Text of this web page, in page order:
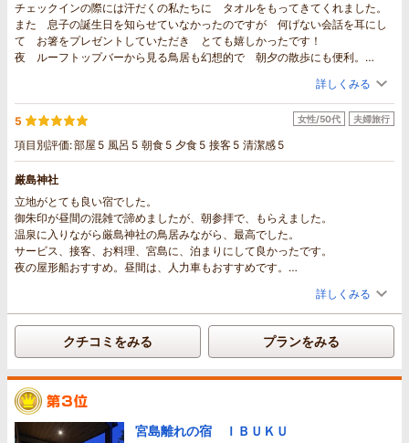
チェックインの際には汗だくの私たちに タオルをもってきてくれました。
また 息子の誕生日を知らせていなかったのですが 何げない会話を耳にし
て お箸をプレゼントしていただき とても嬉しかったです！
夜 ルーフトップバーから見る鳥居も幻想的で 朝夕の散歩にも便利。
朝食も夕食も 味付けがちょうどよく 是非 また利用したいし みんなに
おすすめしたいです。
詳しくみる
5
項目別評価:部屋 5 風呂 5 朝食 5 夕食 5 接客 5 清潔感 5
女性/50代 夫婦旅行
厳島神社
立地がとても良い宿でした。
御朱印が昼間の混雑で諦めましたが、朝参拝で、もらえました。
温泉に入りながら厳島神社の鳥居みながら、最高でした。
サービス、接客、お料理、宮島に、泊まりにして良かったです。
夜の屋形船おすすめ。昼間は、人力車もおすすめです。
詳しくみる
クチコミをみる プランをみる
宮島離れの宿 ＩＢＵＫＵ